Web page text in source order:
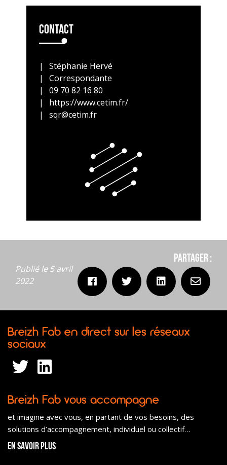
Contact
Stéphanie Hervé
Correspondante
09 70 82 16 80
https://www.cetim.fr/
sqr@cetim.fr
Publié le 5 avril
2022
Partager :
Breizh Fab vous accompagne
et imagine avec vous, en partant de vos besoins, des
solutions d’accompagnement, individuel ou collectif…
En savoir plus
Breizh Fab en direct sur les réseaux
sociaux